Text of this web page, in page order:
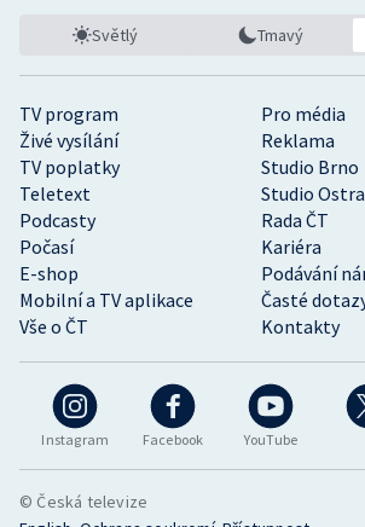
Instagram Facebook YouTube
TV program
Pro média
Živé vysílání
Reklama
TV poplatky
Studio Brno
Teletext
Studio
Podcasty
Rada ČT
Počasí
Kariéra
E-shop
Podávání
Mobilní a TV aplikace
Časté
Vše o ČT
Kontakty
Světlý Tmavý
© Česká televize